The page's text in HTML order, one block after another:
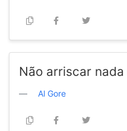
Não arriscar
Al Gore